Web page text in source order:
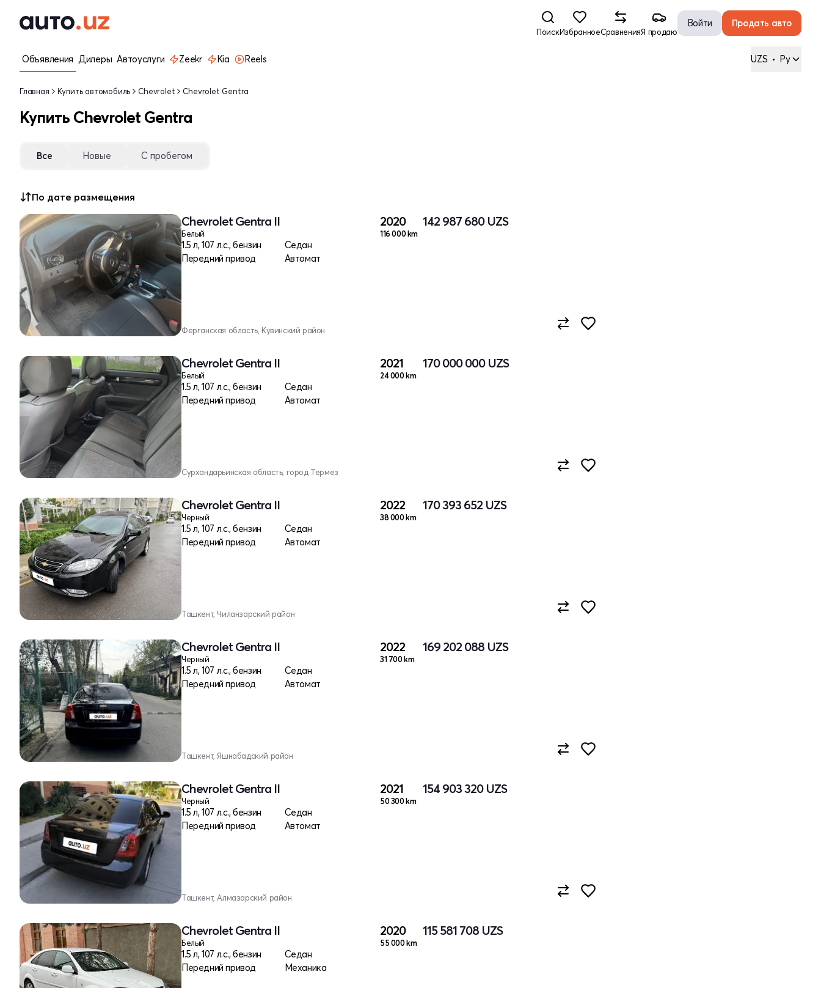
ПоискИзбранноеСравненияЯ продаю
Войти Продать авто
Объявления Дилеры Автоуслуги Zeekr Kia Reels UZS • Ру
Главная Купить автомобиль Chevrolet Chevrolet Gentra
Купить Chevrolet Gentra
Все Новые С пробегом
По дате размещения
Chevrolet Gentra II
Белый
1.5 л, 107 л.с., бензин
Седан
Передний привод
Автомат
2020
116 000 km
142 987 680 UZS
Ферганская область, Кувинский район
Chevrolet Gentra II
Белый
1.5 л, 107 л.с., бензин
Седан
Передний привод
Автомат
2021
24 000 km
170 000 000 UZS
Сурхандарьинская область, город Термез
Chevrolet Gentra II
Черный
1.5 л, 107 л.с., бензин
Седан
Передний привод
Автомат
2022
38 000 km
170 393 652 UZS
Ташкент, Чиланзарский район
Chevrolet Gentra II
Черный
1.5 л, 107 л.с., бензин
Седан
Передний привод
Автомат
2022
31 700 km
169 202 088 UZS
Ташкент, Яшнабадский район
Chevrolet Gentra II
Черный
1.5 л, 107 л.с., бензин
Седан
Передний привод
Автомат
2021
50 300 km
154 903 320 UZS
Ташкент, Алмазарский район
Chevrolet Gentra II
Белый
1.5 л, 107 л.с., бензин
Седан
Передний привод
Механика
2020
55 000 km
115 581 708 UZS